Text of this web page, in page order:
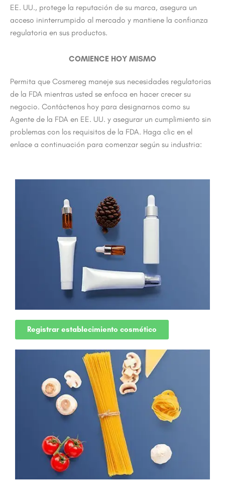
EE. UU., protege la reputación de su marca, asegura un
acceso ininterrumpido al mercado y mantiene la confianza
regulatoria en sus productos.
COMIENCE HOY MISMO
Permita que Cosmereg maneje sus necesidades regulatorias
de la FDA mientras usted se enfoca en hacer crecer su
negocio. Contáctenos hoy para designarnos como su
Agente de la FDA en EE. UU. y asegurar un cumplimiento sin
problemas con los requisitos de la FDA. Haga clic en el
enlace a continuación para comenzar según su industria:
Registrar establecimiento cosmético